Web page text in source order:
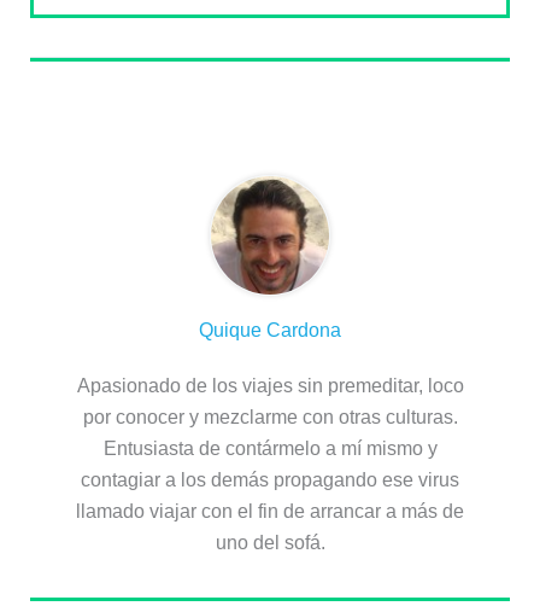
Quique Cardona
Apasionado de los viajes sin premeditar, loco
por conocer y mezclarme con otras culturas.
Entusiasta de contármelo a mí mismo y
contagiar a los demás propagando ese virus
llamado viajar con el fin de arrancar a más de
uno del sofá.